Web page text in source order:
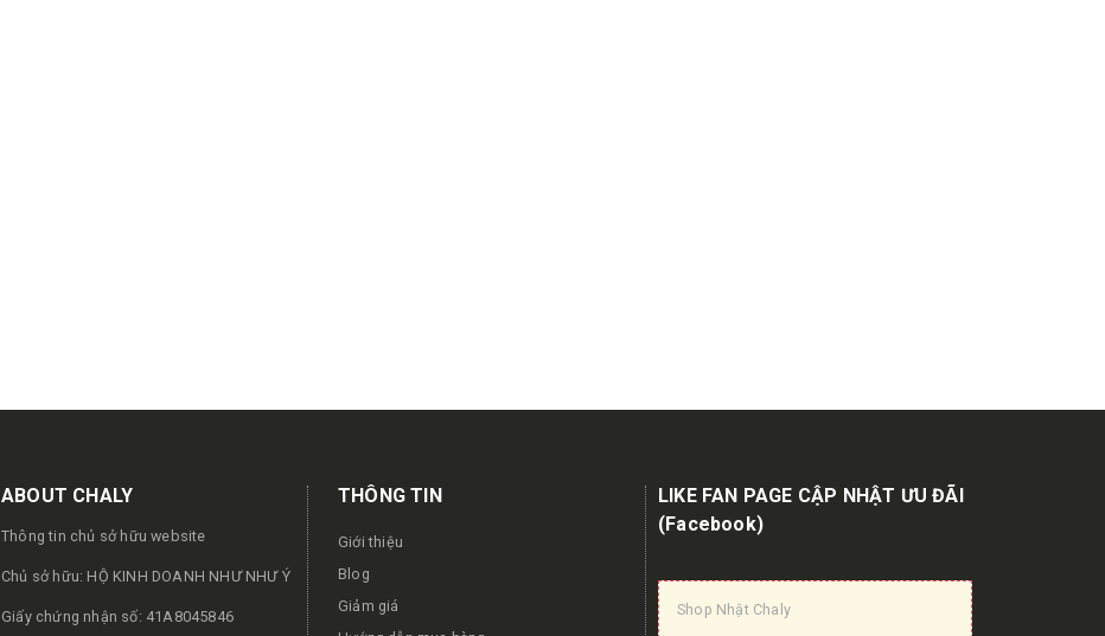
ABOUT CHALY
Thông tin chủ sở hữu website
Chủ sở hữu: HỘ KINH DOANH NHƯ NHƯ Ý
Giấy chứng nhận số: 41A8045846
THÔNG TIN
Giới thiệu
Blog
Giảm giá
LIKE FAN PAGE CẬP NHẬT ƯU ĐÃI
(Facebook)
Shop Nhật Chaly